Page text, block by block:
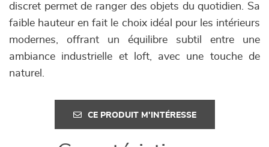
discret permet de ranger des objets du quotidien. Sa
faible hauteur en fait le choix idéal pour les intérieurs
modernes, offrant un équilibre subtil entre une
ambiance industrielle et loft, avec une touche de
naturel.
CE PRODUIT M'INTÉRESSE